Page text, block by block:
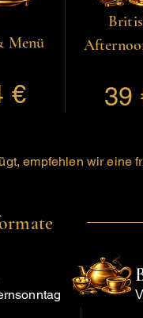
Menü
€ 39
empfehlen wir eine